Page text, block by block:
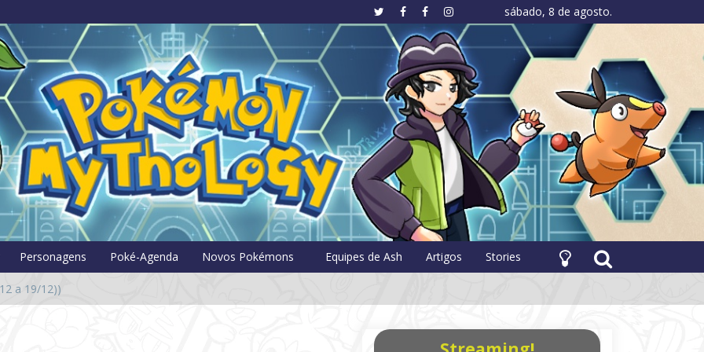
sábado, 8 de agosto.
Pokémon Mythology
Personagens Poké-Agenda Novos Pokémons Equipes de Ash Artigos Stories
a 19/12))